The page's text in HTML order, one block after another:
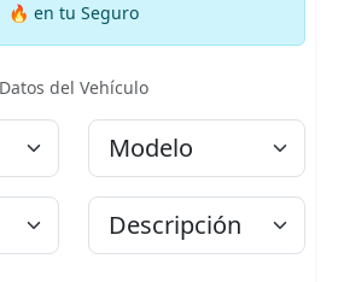
🔥 en tu Seguro
Datos del Vehículo
Modelo
Descripción